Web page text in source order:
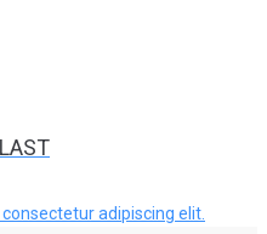
adipiscing elit.